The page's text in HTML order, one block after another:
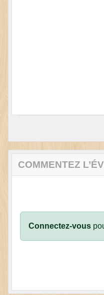
COMMENTEZ
Connectez-vous